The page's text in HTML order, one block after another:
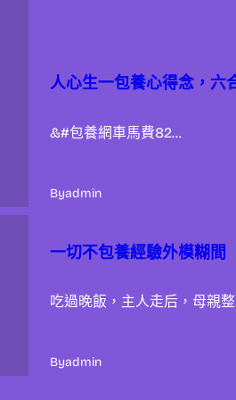
人心生一包養心得念，六
&#包養網車馬費82…
Byadmin
一切不包養經驗外模糊間
吃過晚飯，主人走后，母親
Byadmin